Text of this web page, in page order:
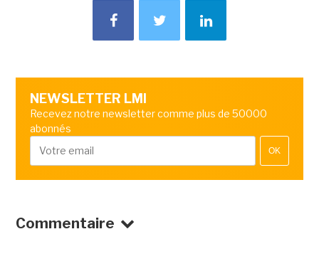
NEWSLETTER LMI
Recevez notre newsletter comme plus de 50000
abonnés
OK
Commentaire